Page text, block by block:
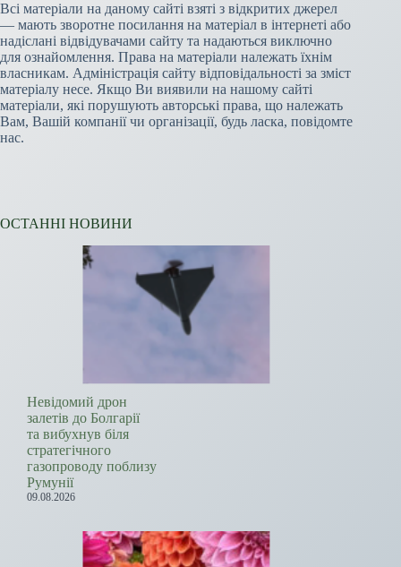
Всі матеріали на даному сайті взяті з відкритих джерел
— мають зворотне посилання на матеріал в інтернеті або
надіслані відвідувачами сайту та надаються виключно
для ознайомлення. Права на матеріали належать їхнім
власникам. Адміністрація сайту відповідальності за зміст
матеріалу несе. Якщо Ви виявили на нашому сайті
матеріали, які порушують авторські права, що належать
Вам, Вашій компанії чи організації, будь ласка, повідомте
нас.
ОСТАННІ НОВИНИ
Невідомий дрон
залетів до Болгарії
та вибухнув біля
стратегічного
газопроводу поблизу
Румунії
09.08.2026